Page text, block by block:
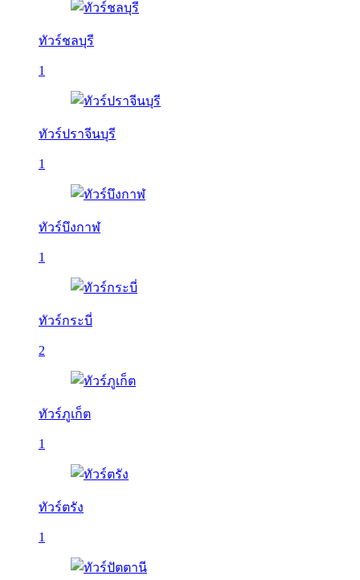
ทัวร์ชลบุรี
1
ทัวร์ปราจีนบุรี
1
ทัวร์บึงกาฬ
1
ทัวร์กระบี่
2
ทัวร์ภูเก็ต
1
ทัวร์ตรัง
1